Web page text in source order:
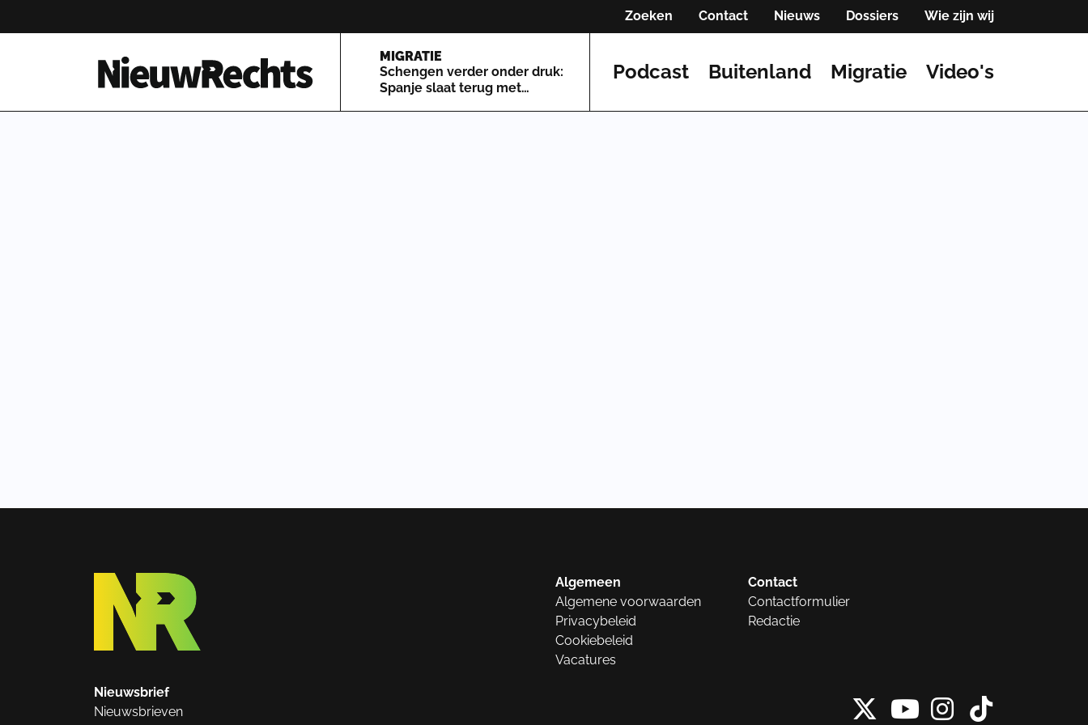
Zoeken Contact Nieuws Dossiers Wie zijn wij
Homepage van NieuwRechts
MIGRATIE
Schengen verder onder druk:
Spanje slaat terug met
Podcast Buitenland Migratie Video's
Algemeen
Algemene voorwaarden
Privacybeleid
Cookiebeleid
Vacatures
Contact
Contactformulier
Redactie
Nieuwsbrief
Nieuwsbrieven
X vanInstagram
Tiktok